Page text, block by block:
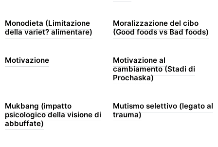
Monodieta (Limitazione
della variet? alimentare)
Moralizzazione del cibo
(Good foods vs Bad foods)
Motivazione
Motivazione al
cambiamento (Stadi di
Prochaska)
Mukbang (impatto
psicologico della visione di
abbuffate)
Mutismo selettivo (legato al
trauma)